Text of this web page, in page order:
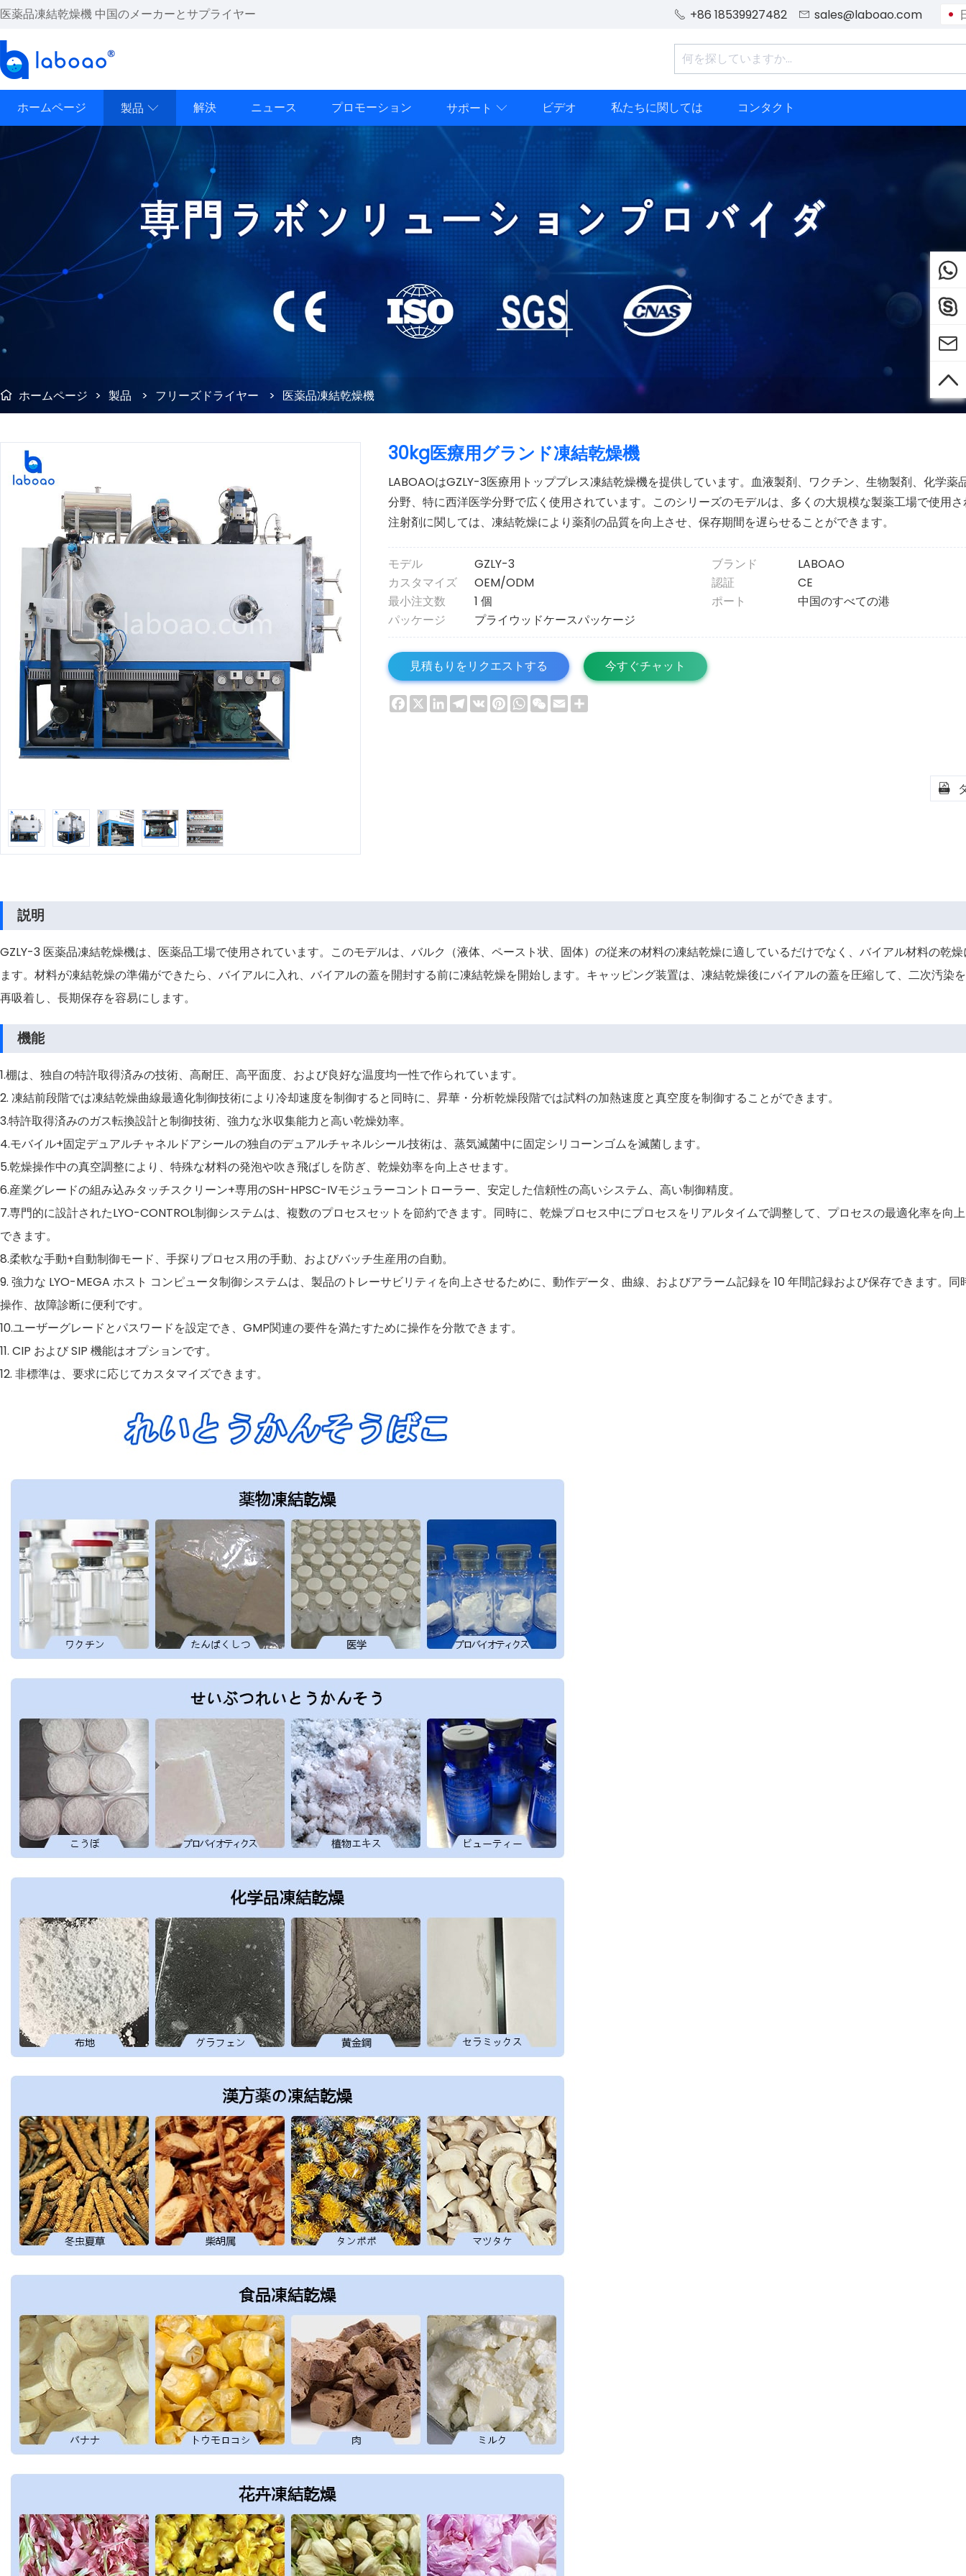
医薬品凍結乾燥機 中国のメーカーとサプライヤー  +86 18539927482  sales@laboao.com
ホームページ 製品  解決 ニュース プロモーション サポート  ビデオ 私たちに関しては コンタクト
 ホームページ > 製品 > フリーズドライヤー > 医薬品凍結乾燥機
30kg医療用グランド凍結乾燥機
LABOAOはGZLY-3医療用トッププレス凍結乾燥機を提供しています。血液製剤、ワクチン、生物製剤、化学薬
分野、特に西洋医学分野で広く使用されています。このシリーズのモデルは、多くの大規模な製薬工場で使用
注射剤に関しては、凍結乾燥により薬剤の品質を向上させ、保存期間を遅らせることができます。
モデル GZLY-3 ブランド
LABOAO
カスタマイズ
OEM/ODM 認証
CE
最小注文数
1 個 ポート
中国のすべての港
パッケージ
プライウッドケースパッケージ
見積もりをリクエストする 今すぐチャット
Facebook
X LinkedInTelegram
VK Pinterest
WhatsApp
WeChat
Email

説明
GZLY-3 医薬品凍結乾燥機は、医薬品工場で使用されています。このモデルは、バルク（液体、ペースト状、固体）の従来の材料の凍結乾燥に適しているだけでなく、バイアル材料の乾
ます。材料が凍結乾燥の準備ができたら、バイアルに入れ、バイアルの蓋を開封する前に凍結乾燥を開始します。キャッピング装置は、凍結乾燥後にバイアルの蓋を圧縮して、二次汚染
再吸着し、長期保存を容易にします。
機能
1.棚は、独自の特許取得済みの技術、高耐圧、高平面度、および良好な温度均一性で作られています。
2. 凍結前段階では凍結乾燥曲線最適化制御技術により冷却速度を制御すると同時に、昇華・分析乾燥段階では試料の加熱速度と真空度を制御することができます。
3.特許取得済みのガス転換設計と制御技術、強力な氷収集能力と高い乾燥効率。
4.モバイル+固定デュアルチャネルドアシールの独自のデュアルチャネルシール技術は、蒸気滅菌中に固定シリコーンゴムを滅菌します。
5.乾燥操作中の真空調整により、特殊な材料の発泡や吹き飛ばしを防ぎ、乾燥効率を向上させます。
6.産業グレードの組み込みタッチスクリーン+専用のSH-HPSC-IVモジュラーコントローラー、安定した信頼性の高いシステム、高い制御精度。
7.専門的に設計されたLYO-CONTROL制御システムは、複数のプロセスセットを節約できます。同時に、乾燥プロセス中にプロセスをリアルタイムで調整して、プロセスの最適化率を向
できます。
8.柔軟な手動+自動制御モード、手探りプロセス用の手動、およびバッチ生産用の自動。
9. 強力な LYO-MEGA ホスト コンピュータ制御システムは、製品のトレーサビリティを向上させるために、動作データ、曲線、およびアラーム記録を 10 年間記録および保存できます。同
操作、故障診断に便利です。
10.ユーザーグレードとパスワードを設定でき、GMP関連の要件を満たすために操作を分散できます。
11. CIP および SIP 機能はオプションです。
12. 非標準は、要求に応じてカスタマイズできます。



